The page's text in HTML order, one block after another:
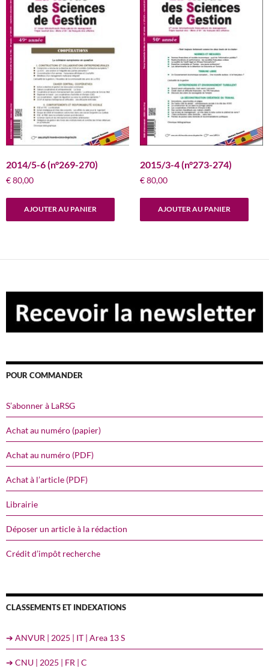
2014/5-6 (n°269-270)
€80,00
AJOUTER AU PANIER
2015/3-4 (n°273-274)
€80,00
AJOUTER AU PANIER
POUR COMMANDER
S’abonner à LaRSG
Achat au numéro (papier)
Achat au numéro (PDF)
Achat à l’article (PDF)
Librairie
Déposer un article à la rédaction
Crédit d’impôt recherche
CLASSEMENTS ET INDEXATIONS
➔ ANVUR | 2025 | IT | Area 13 S
➔ CNU | 2025 | FR | C